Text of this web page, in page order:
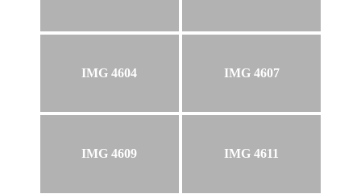
IMG 4604 IMG 4607
IMG 4609 IMG 4611